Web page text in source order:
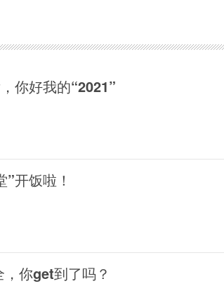
你好我的“2021”
开饭啦！
你get到了吗？